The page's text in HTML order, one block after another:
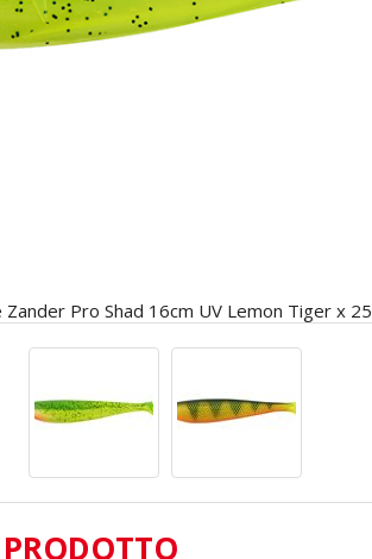
Zander Pro Shad 16cm UV Lemon Tiger x 25